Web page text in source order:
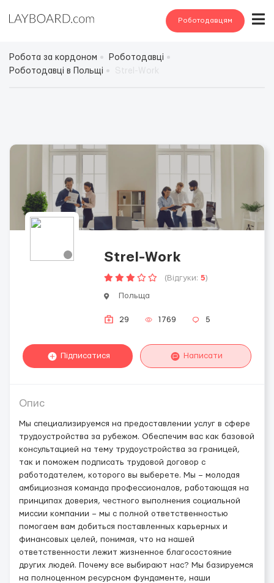
Роботодавцям
Робота за кордоном
Роботодавці
Роботодавці в Польщі
Strel-Work
(Відгуки: 5)
Польща
29 1769 5
Підписатися Написати
Опис
Мы специализируемся на предоставлении услуг в сфере
трудоустройства за рубежом. Обеспечим вас как базовой
консультацией на тему трудоустройства за границей,
так и поможем подписать трудовой договор с
работодателем, которого вы выберете. Мы – молодая
амбициозная команда профессионалов, работающая на
принципах доверия, честного выполнения социальной
миссии компании – мы с полной ответственностью
помогаем вам добиться поставленных карьерных и
финансовых целей, понимая, что на нашей
ответственности лежит жизненное благосостояние
других людей. Почему все выбирают нас? Мы базируемся
на полноценном ресурсном фундаменте, наши